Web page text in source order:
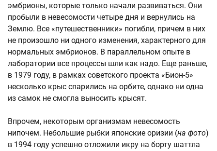
эмбрионы, которые только начали развиваться. Они
пробыли в невесомости четыре дня и вернулись на
Землю. Все «путешественники» погибли, причем в них
не произошло ни одного изменения, характерного для
нормальных эмбрионов. В параллельном опыте в
лаборатории все процессы шли как надо. Еще раньше,
в 1979 году, в рамках советского проекта «Бион-5»
несколько крыс спарились на орбите, однако ни одна
из самок не смогла выносить крысят.
Впрочем, некоторым организмам невесомость
нипочем. Небольшие рыбки японские оризии (на фото)
в 1994 году успешно отложили икру на борту шаттла